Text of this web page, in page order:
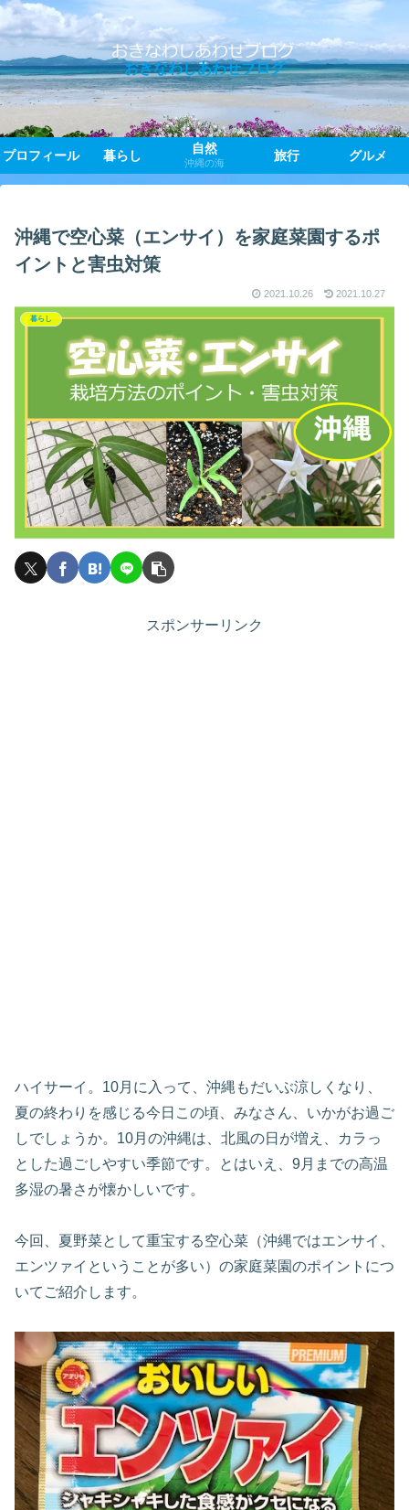
おきなわしあわせブログ
プロフィール 暮らし 自然
沖縄の海
旅行 グルメ
沖縄で空心菜（エンサイ）を家庭菜園するポ
イントと害虫対策
2021.10.26 2021.10.27
暮らし
スポンサーリンク
ハイサーイ。10月に入って、沖縄もだいぶ涼しくなり、
夏の終わりを感じる今日この頃、みなさん、いかがお過ご
しでしょうか。10月の沖縄は、北風の日が増え、カラっ
とした過ごしやすい季節です。とはいえ、9月までの高温
多湿の暑さが懐かしいです。
今回、夏野菜として重宝する空心菜（沖縄ではエンサイ、
エンツァイということが多い）の家庭菜園のポイントにつ
いてご紹介します。